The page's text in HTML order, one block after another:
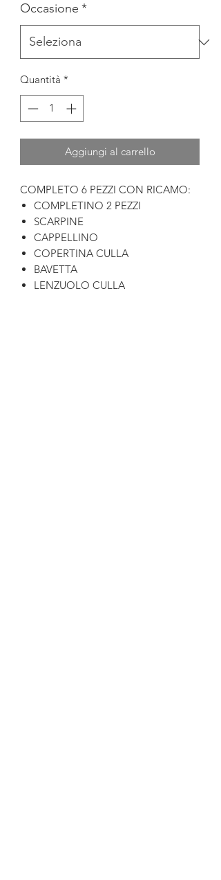
Occasione *
Quantità *
Aggiungi al carrello
COMPLETO 6 PEZZI CON RICAMO:
COMPLETINO 2 PEZZI
SCARPINE
CAPPELLINO
COPERTINA CULLA
BAVETTA
LENZUOLO CULLA